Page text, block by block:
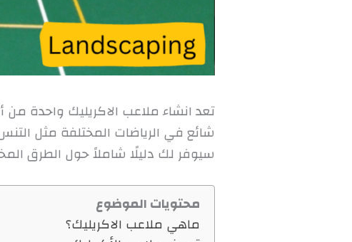
تعد انشاء ملاعب الاكريليك واحدة من
شائع في الرياضات المختلفة مثل
سيوفر لك دليلًا شاملاً حول الطرق
محتويات الموضوع
ماهي ملاعب الاكريليك؟